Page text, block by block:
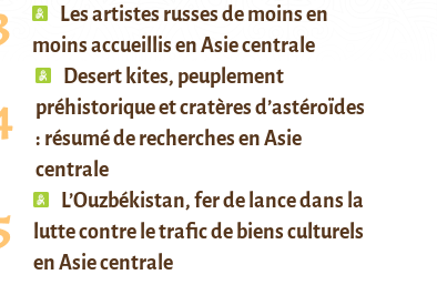
Les artistes russes de moins en
moins accueillis en Asie centrale
Desert kites, peuplement
préhistorique et cratères d’astéroïdes
: résumé de recherches en Asie
centrale
L’Ouzbékistan, fer de lance dans la
lutte contre le trafic de biens culturels
en Asie centrale